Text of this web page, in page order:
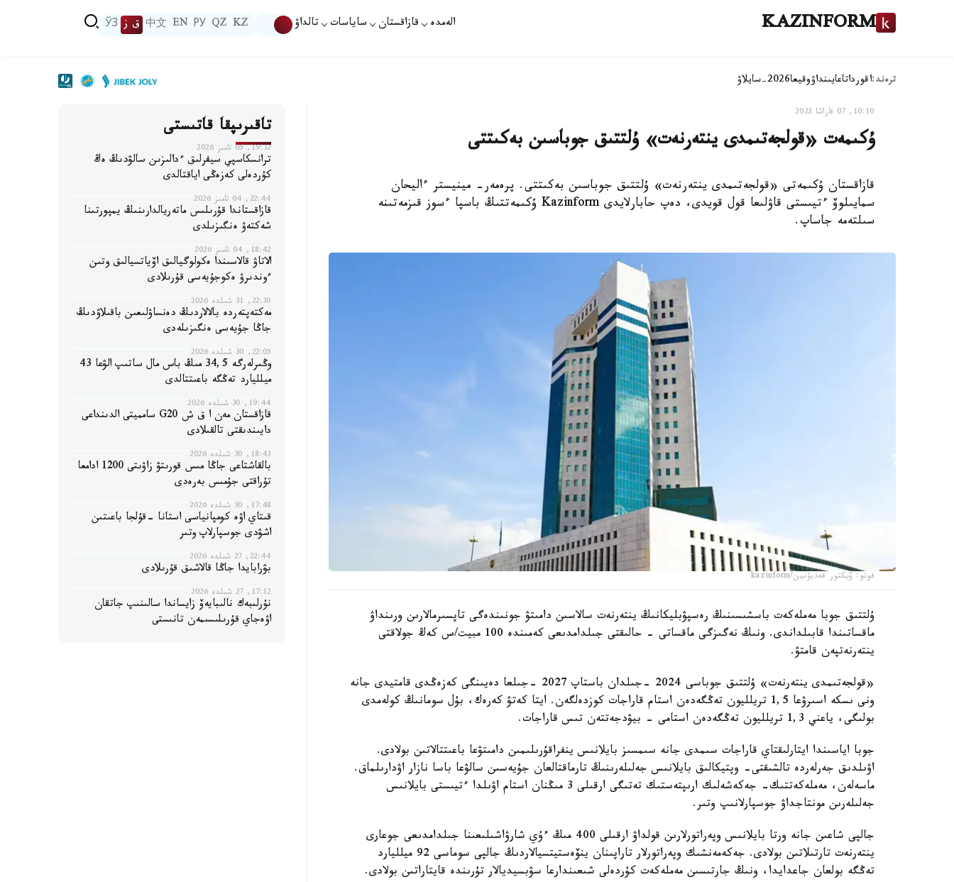
KAZINFORM الەمدە قازاقستان ساياسات تالداۋ KZ
QZ
РУ
EN
中文 ق ز ЎЗ
ترەند:اقورداتاعايىنداۋوقيعا2026-سايلاۋ
10:10, 07 قاراشا 2023
ۇكىمەت «قولجەتىمدى ينتەرنەت» ۇلتتىق جوباسىن بەكىتتى
قازاقستان ۇكىمەتى «قولجەتىمدى ينتەرنەت» ۇلتتىق جوباسىن بەكىتتى. پرەمەر- مينيستر ءاليحان
سمايىلوۆ ءتيىستى قاۋلىعا قول قويدى، دەپ حابارلايدى Kazinform ۇكىمەتتىڭ باسپا ءسوز قىزمەتىنە
سىلتەمە جاساپ.
فوتو: ۆيكتور فەديۋنين/kazinform
ۇلتتىق جوبا مەملەكەت باسشىسىنىڭ رەسپۋبليكانىڭ ينتەرنەت سالاسىن دامىتۋ جونىندەگى تاپسىرمالارىن ورىنداۋ
ماقساتىندا قابىلداندى. ونىڭ نەگىزگى ماقساتى - حالىقتى جىلدامدىعى كەمىندە 100 مبيت/س كەڭ جولاقتى
ينتەرنەتپەن قامتۋ.
«قولجەتىمدى ينتەرنەت» ۇلتتىق جوباسى 2024 -جىلدان باستاپ 2027 -جىلعا دەيىنگى كەزەڭدى قامتيدى جانە
ونى ىسكە اسىرۋعا 1,5 تريلليون تەڭگەدەن استام قاراجات كوزدەلگەن. ايتا كەتۋ كەرەك، بۇل سومانىڭ كولەمدى
بولىگى، ياعني 1,3 تريلليون تەڭگەدەن استامى - بيۋدجەتتەن تىس قاراجات.
جوبا اياسىندا ايتارلىقتاي قاراجات سىمدى جانە سىمسىز بايلانىس ينفراقۇرىلىمىن دامىتۋعا باعىتتالاتىن بولادى.
اۋىلدىق جەرلەردە تالشىقتى- وپتيكالىق بايلانىس جەلىلەرىنىڭ تارماقتالعان جۇيەسىن سالۋعا باسا نازار اۋدارىلماق.
ماسەلەن، مەملەكەتتىك- جەكەشەلىك ارىپتەستىك تەتىگى ارقىلى 3 مىڭنان استام اۋىلدا ءتيىستى بايلانىس
جەلىلەرىن مونتاجداۋ جوسپارلانىپ وتىر.
جالپى شاعىن جانە ورتا بايلانىس وپەراتورلارىن قولداۋ ارقىلى 400 مىڭ ءۇي شارۋاشىلىعىنا جىلدامدىعى جوعارى
ينتەرنەت تارتىلاتىن بولادى. جەكەمەنشىك وپەراتورلار تاراپىنان ينۆەستيتسيالاردىڭ جالپى سوماسى 92 ميلليارد
تەڭگە بولعان جاعدايدا، ونىڭ جارتىسىن مەملەكەت كۇردەلى شىعىندارعا سۋبسيديالار تۇرىندە قايتاراتىن بولادى.
تاقىرىپقا قاتىستى
19:32, 05 تامىز 2026
ترانسكاسپي سيفرلىق ءدالىزىن سالۋدىڭ ەڭ
كۇردەلى كەزەڭى اياقتالدى
22:44, 04 تامىز 2026
قازاقستاندا قۇرىلىس ماتەريالدارىنىڭ يمپورتىنا
شەكتەۋ ەنگىزىلدى
18:42, 04 تامىز 2026
الاتاۋ قالاسىندا ەكولوگيالىق اۆياتسيالىق وتىن
ءوندىرۋ ەكوجۇيەسى قۇرىلادى
22:30, 31 شىلدە 2026
مەكتەپتەردە بالالاردىڭ دەنساۋلىعىن باقىلاۋدىڭ
جاڭا جۇيەسى ەنگىزىلەدى
22:05, 30 شىلدە 2026
وڭىرلەرگە 34,5 مىڭ باس مال ساتىپ الۋعا 43
ميلليارد تەڭگە باعىتتالدى
19:44, 30 شىلدە 2026
قازاقستان مەن ا ق ش G20 سامميتى الدىنداعى
دايىندىقتى تالقىلادى
18:43, 30 شىلدە 2026
بالقاشتاعى جاڭا مىس قورىتۋ زاۋىتى 1200 ادامعا
تۇراقتى جۇمىس بەرەدى
17:48, 30 شىلدە 2026
قىتاي اۋە كومپانياسى استانا -قۇلجا باعىتىن
اشۋدى جوسپارلاپ وتىر
22:44, 27 شىلدە 2026
بۋرابايدا جاڭا قالاشىق قۇرىلادى
17:12, 27 شىلدە 2026
نۇرلىبەك نالىبايەۆ زايساندا سالىنىپ جاتقان
اۋەجاي قۇرىلىسىمەن تانىستى